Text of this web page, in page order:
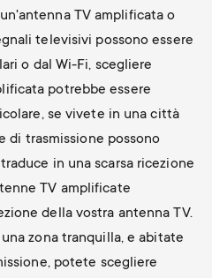
TV amplificata o
televisivi possono essere
o dal Wi-Fi, scegliere
potrebbe essere
se vivete in una città
di trasmissione possono
in una scarsa ricezione
TV amplificate
della vostra antenna TV.
zona tranquilla, e abitate
potete scegliere